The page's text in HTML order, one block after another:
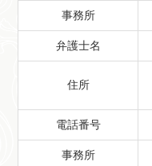
事務所
弁護士名
住所
電話番号
事務所